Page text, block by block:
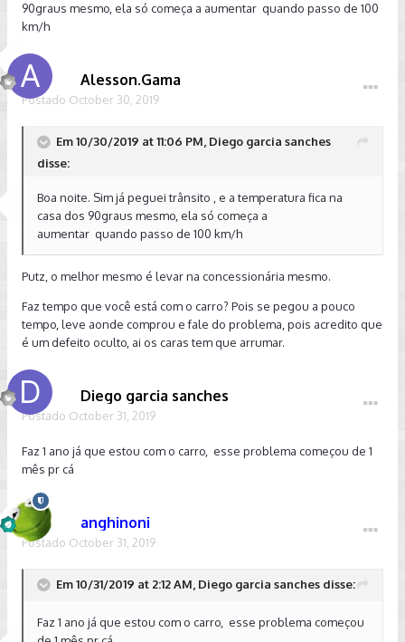
90graus mesmo, ela só começa a aumentar quando passo de 100
km/h
Alesson.Gama
Postado October 30, 2019
Em 10/30/2019 at 11:06 PM, Diego garcia sanches
disse:
Boa noite. Sim já peguei trânsito , e a temperatura fica na
casa dos 90graus mesmo, ela só começa a
aumentar quando passo de 100 km/h
Putz, o melhor mesmo é levar na concessionária mesmo.
Faz tempo que você está com o carro? Pois se pegou a pouco
tempo, leve aonde comprou e fale do problema, pois acredito que
é um defeito oculto, ai os caras tem que arrumar.
Diego garcia sanches
Postado October 31, 2019
Faz 1 ano já que estou com o carro, esse problema começou de 1
mês pr cá
anghinoni
Postado October 31, 2019
Em 10/31/2019 at 2:12 AM, Diego garcia sanches disse:
Faz 1 ano já que estou com o carro, esse problema começou